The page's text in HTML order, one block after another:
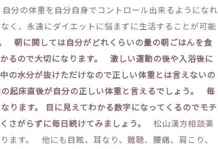
分の体重を自分自身でコントロール出来るようになれ
く、永遠にダイエットに悩まずに生活することが可能
朝に関しては自分がどれくらいの量の朝ごはんを食
るので大切になります。
激しい運動の後や入浴後に
の水分が抜けただけなので正しい体重とは言えないの
起床直後が自分の正しい体重と言えるでしょう。
毎
ります。
目に見えてわかる数字になってくるのでモチ
さがらずに毎日続けてみましょう。
松山漢方相談薬
ます。 他にも目眩、耳なり、難聴、腰痛、肩こり、